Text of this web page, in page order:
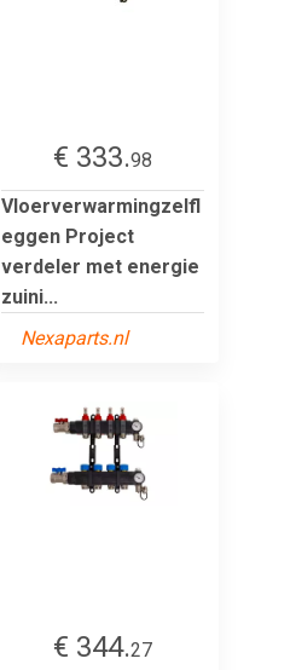
€ 333.98
Vloerverwarmingzelfl
eggen Project
verdeler met energie
zuini...
Nexaparts.nl
€ 344.27